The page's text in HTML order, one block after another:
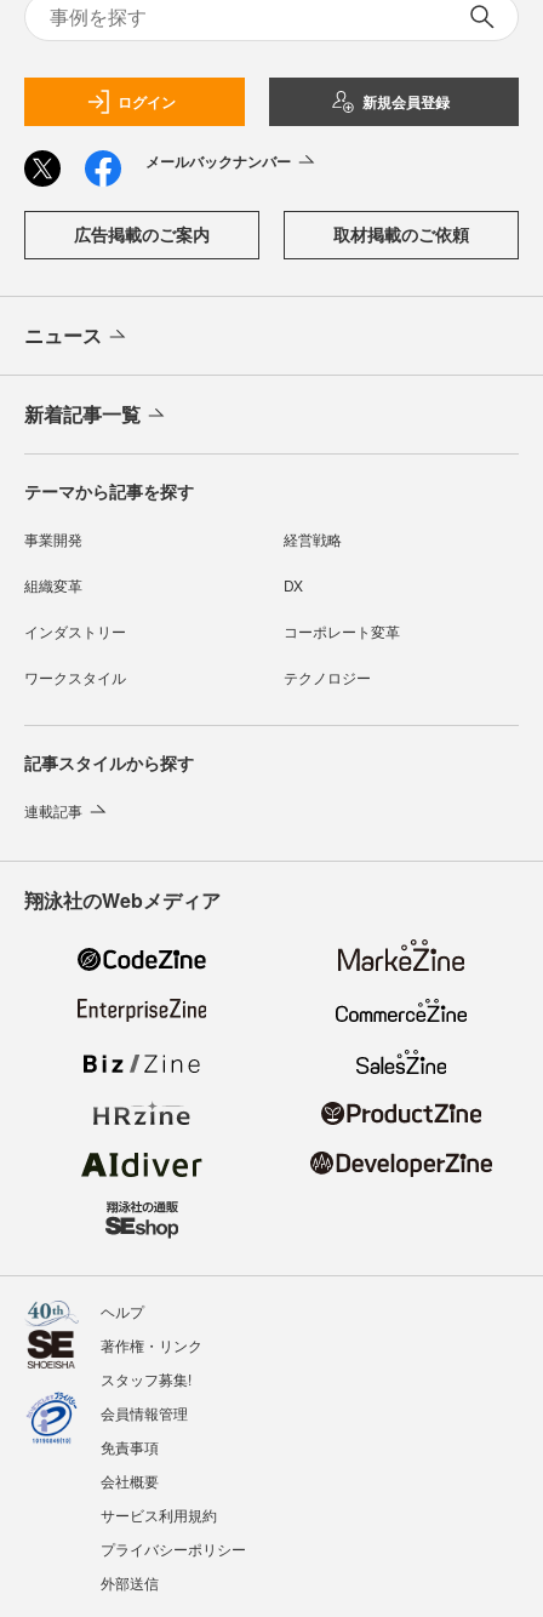
ログイン 新規会員登録
メールバックナンバー
広告掲載のご案内 取材掲載のご依頼
ニュース
新着記事一覧
テーマから記事を探す
事業開発 経営戦略
組織変革 DX
インダストリー コーポレート変革
ワークスタイル テクノロジー
記事スタイルから探す
連載記事
翔泳社のWebメディア
ヘルプ
著作権・リンク
スタッフ募集!
会員情報管理
免責事項
会社概要
サービス利用規約
プライバシーポリシー
外部送信